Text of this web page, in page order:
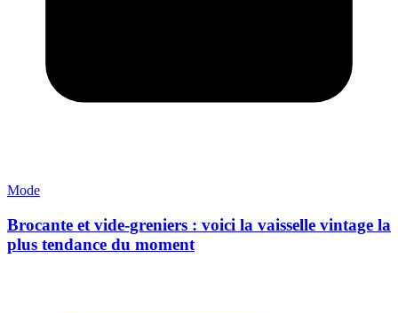
Mode
Brocante et vide-greniers : voici la vaisselle vintage la
plus tendance du moment